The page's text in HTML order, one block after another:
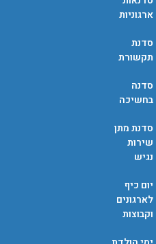
ארגוניות
סדנת
תקשורת
סדנה
בחשיכה
סדנת מתן
שירות
נגיש
יום כיף
לארגונים
וקבוצות